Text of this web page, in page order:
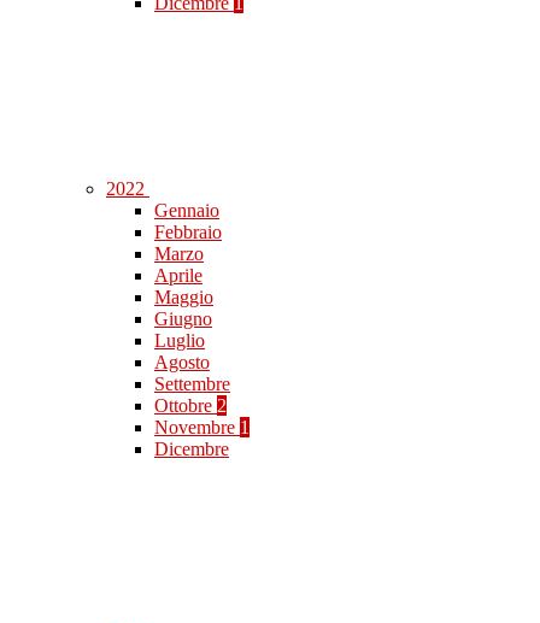
2022
Gennaio
Febbraio
Marzo
Aprile
Maggio
Giugno
Luglio
Agosto
Settembre
Ottobre 2
Novembre 1
Dicembre